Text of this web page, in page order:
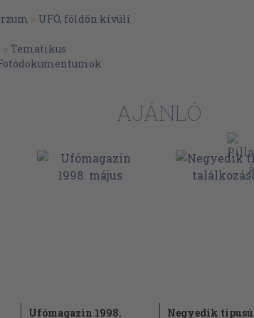
158
> UFÓ, földön kívüli
> Tematikus
AJÁNLÓ
Ufómagazin 1998.
Negyedik típusú